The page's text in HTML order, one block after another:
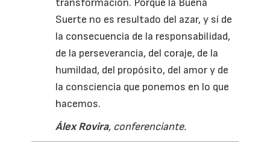
transformación. Porque la Buena
Suerte no es resultado del azar, y sí de
la consecuencia de la responsabilidad,
de la perseverancia, del coraje, de la
humildad, del propósito, del amor y de
la consciencia que ponemos en lo que
hacemos.
Álex Rovira, conferenciante.